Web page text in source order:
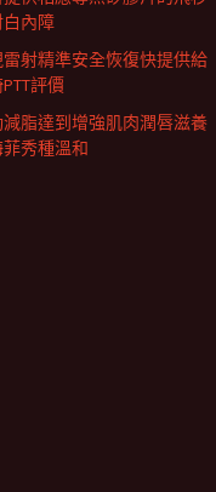
白內障
射精準安全恢復快提供給
評價
減脂達到增強肌肉潤唇滋養
菲秀種溫和